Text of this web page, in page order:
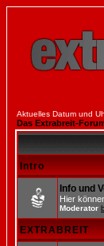
Aktuelles Datum und
Das Extrabreit-
Intro
Info und
Hier
Moderator
EXTRABREIT